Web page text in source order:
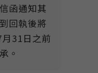
函通知其
回執後將
31日之前
。